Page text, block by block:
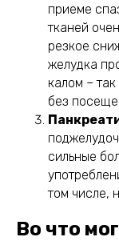
приеме
тканей
резкое
желудка
калом –
без
сильные
том числе,
Во что